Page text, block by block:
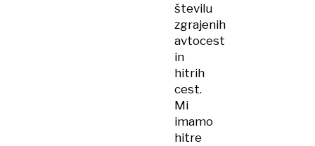
številu
zgrajenih
avtocest
in
hitrih
cest.
Mi
imamo
hitre